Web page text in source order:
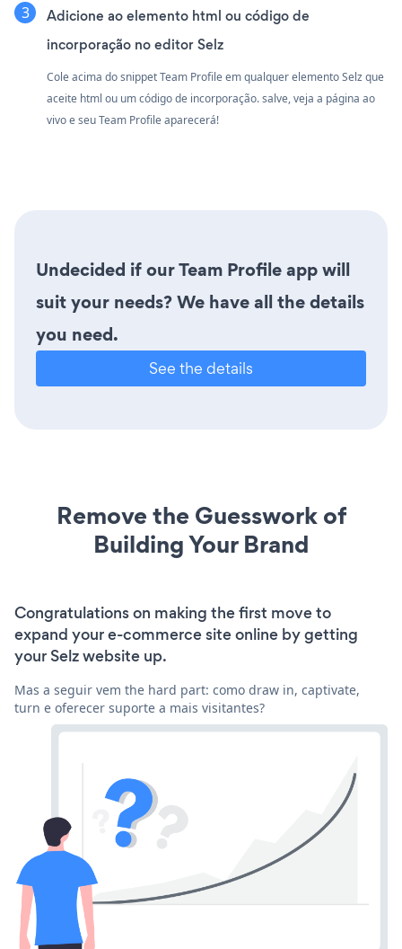
Adicione ao elemento html ou código de
incorporação no editor Selz
Cole acima do snippet Team Profile em qualquer elemento Selz que
aceite html ou um código de incorporação. salve, veja a página ao
vivo e seu Team Profile aparecerá!
Undecided if our Team Profile app will
suit your needs? We have all the details
you need.
See the details
Remove the Guesswork of
Building Your Brand
Congratulations on making the first move to
expand your e-commerce site online by getting
your Selz website up.
Mas a seguir vem the hard part: como draw in, captivate,
turn e oferecer suporte a mais visitantes?